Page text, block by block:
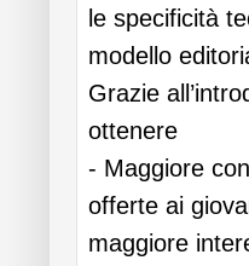
le specificità
modello
Grazie
ottenere
- Maggiore
offerte ai
maggiore